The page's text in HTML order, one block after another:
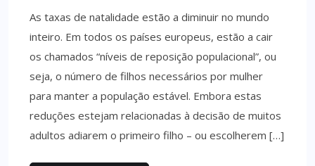
As taxas de natalidade estão a diminuir no mundo
inteiro. Em todos os países europeus, estão a cair
os chamados “níveis de reposição populacional”, ou
seja, o número de filhos necessários por mulher
para manter a população estável. Embora estas
reduções estejam relacionadas à decisão de muitos
adultos adiarem o primeiro filho – ou escolherem […]